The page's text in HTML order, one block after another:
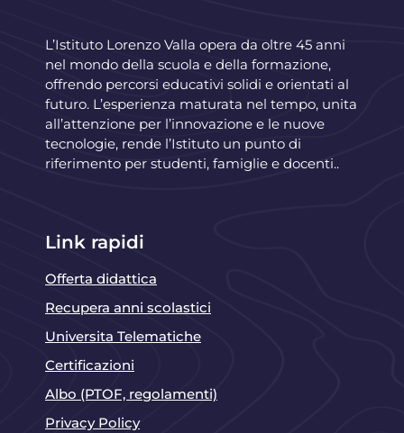
L’Istituto Lorenzo Valla opera da oltre 45 anni
nel mondo della scuola e della formazione,
offrendo percorsi educativi solidi e orientati al
futuro. L’esperienza maturata nel tempo, unita
all’attenzione per l’innovazione e le nuove
tecnologie, rende l’Istituto un punto di
riferimento per studenti, famiglie e docenti..
Link rapidi
Offerta didattica
Recupera anni scolastici
Universita Telematiche
Certificazioni
Albo (PTOF, regolamenti)
Privacy Policy